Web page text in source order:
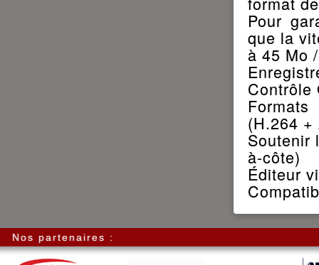
Pour
que la
à 45 Mo
Contrôle
(H.264 +
Soutenir
à-côte)
Éditeur
Nos partenaires :